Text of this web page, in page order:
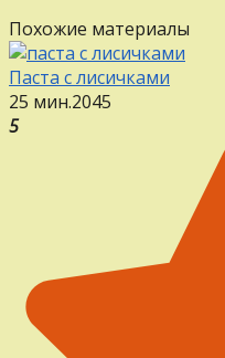
Похожие материалы
Паста с лисичками
25 мин.2045
5